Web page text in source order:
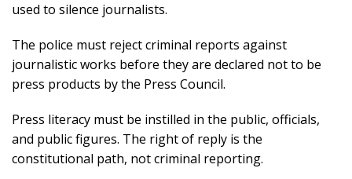
used to silence journalists.
The police must reject criminal reports against
journalistic works before they are declared not to be
press products by the Press Council.
Press literacy must be instilled in the public, officials,
and public figures. The right of reply is the
constitutional path, not criminal reporting.